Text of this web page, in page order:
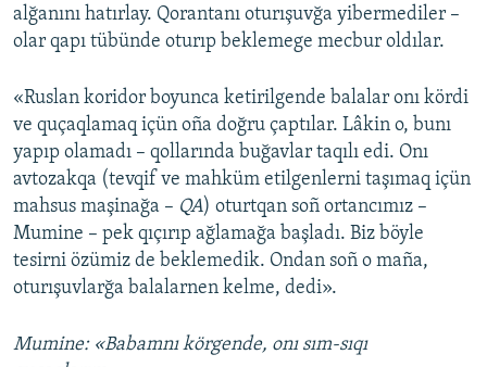
alğanını hatırlay. Qorantanı oturışuvğa yibermediler –
olar qapı tübünde oturıp beklemege mecbur oldılar.
«Ruslan koridor boyunca ketirilgende balalar onı kördi
ve quçaqlamaq içün oña doğru çaptılar. Lâkin o, bunı
yapıp olamadı – qollarında buğavlar taqılı edi. Onı
avtozakqa (tevqif ve mahküm etilgenlerni taşımaq içün
mahsus maşinağa – QA) oturtqan soñ ortancımız –
Mumine – pek qıçırıp ağlamağa başladı. Biz böyle
tesirni özümiz de beklemedik. Ondan soñ o maña,
oturışuvlarğa balalarnen kelme, dedi».
Mumine: «Babamnı körgende, onı sım-sıqı